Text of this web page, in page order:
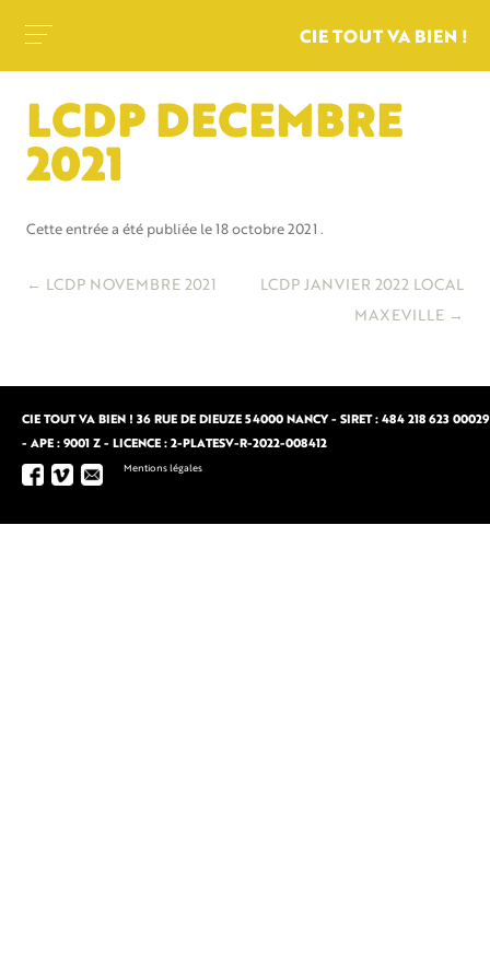
LCDP DECEMBRE
2021
Cette entrée a été publiée le 18 octobre 2021 .
Navigation
← LCDP NOVEMBRE 2021
LCDP JANVIER 2022 LOCAL
MAXEVILLE →
CIE TOUT VA BIEN ! 36 RUE DE DIEUZE 54000 NANCY - SIRET : 484 218 623 00029
- APE : 9001 Z - LICENCE : 2-PLATESV-R-2022-008412
Mentions légales
CIE TOUT VA BIEN !